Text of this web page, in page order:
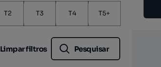
T2 T3 T4 T5+
Limpar filtros Pesquisar